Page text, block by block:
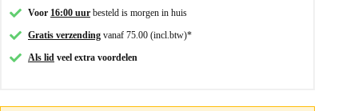
Voor 16:00 uur besteld is morgen in huis
Gratis verzending vanaf 75.00 (incl.btw)*
Als lid veel extra voordelen